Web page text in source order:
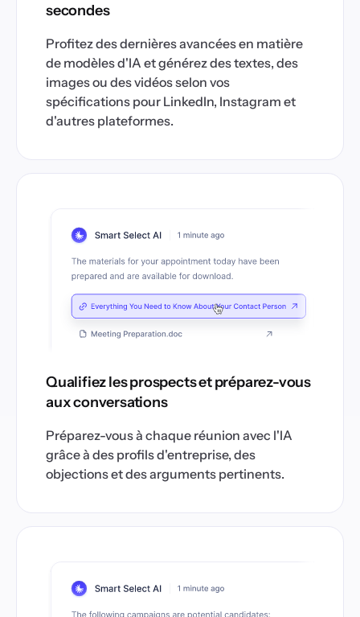
secondes
Profitez des dernières avancées en matière
de modèles d'IA et générez des textes, des
images ou des vidéos selon vos
spécifications pour LinkedIn, Instagram et
d'autres plateformes.
Qualifiez les prospects et préparez-vous
aux conversations
Préparez-vous à chaque réunion avec l'IA
grâce à des profils d'entreprise, des
objections et des arguments pertinents.